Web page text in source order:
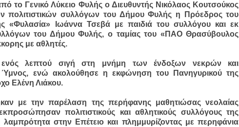
το Γενικό Λύκειο Φυλής ο Διευθυντής Νικόλαος Κουτσούκος
πολιτιστικών συλλόγων του Δήμου Φυλής η Πρόεδρος του
«Φυλασία» Ιωάννα Τσεβά με παιδιά του συλλόγου και εκ
του Δήμου Φυλής, ο ταμίας του «ΠΑΟ Θρασύβουλος
με αθλητές.
ενός λεπτού σιγή στη μνήμη των ένδοξων νεκρών και
Ύμνος, ενώ ακολούθησε η εκφώνηση του Πανηγυρικού της
Ελένη Λιάκου.
με την παρέλαση της περήφανης μαθητιώσας νεολαίας
πολιτιστικούς και αθλητικούς συλλόγους της
λαμπρότητα στην Επέτειο και πλημμυρίζοντας με περηφάνια